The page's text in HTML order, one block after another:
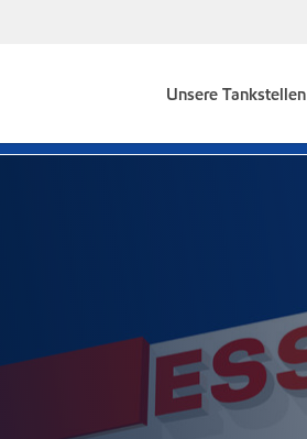
Unsere Tankstellen